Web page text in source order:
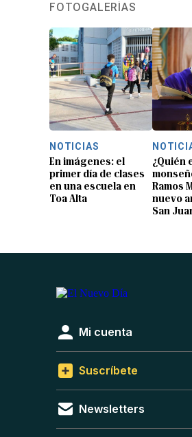
FOTOGALERÍAS
NOTICIAS
En imágenes: el
primer día de clases
en una escuela en
Toa Alta
¿Quién
Ramos
nuevo
San
Mi cuenta
Suscríbete
Newsletters